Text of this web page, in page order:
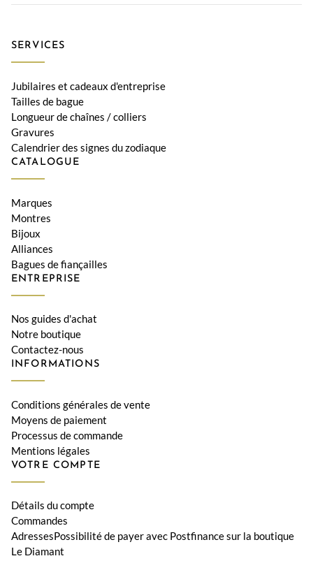
SERVICES
Jubilaires et cadeaux d'entreprise
Tailles de bague
Longueur de chaînes / colliers
Gravures
Calendrier des signes du zodiaque
CATALOGUE
Marques
Montres
Bijoux
Alliances
Bagues de fiançailles
ENTREPRISE
Nos guides d'achat
Notre boutique
Contactez-nous
INFORMATIONS
Conditions générales de vente
Moyens de paiement
Processus de commande
Mentions légales
VOTRE COMPTE
Détails du compte
Commandes
AdressesPossibilité de payer avec Postfinance sur la boutique
Le Diamant